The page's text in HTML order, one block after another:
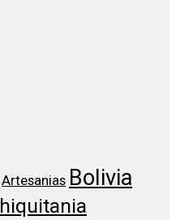
Artesanias Bolivia